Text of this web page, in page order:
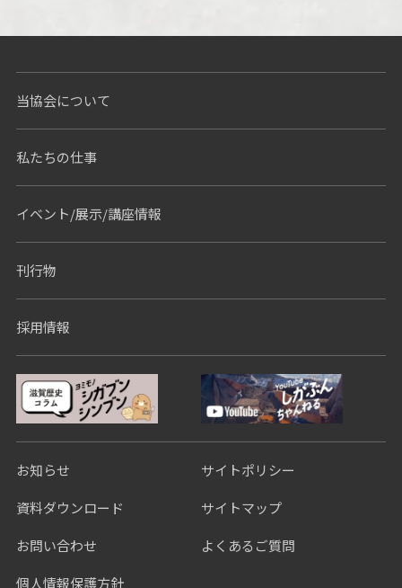
当協会について
私たちの仕事
イベント/展示/講座情報
刊行物
採用情報
お知らせ
サイトポリシー
資料ダウンロード
サイトマップ
お問い合わせ
よくあるご質問
個人情報保護方針